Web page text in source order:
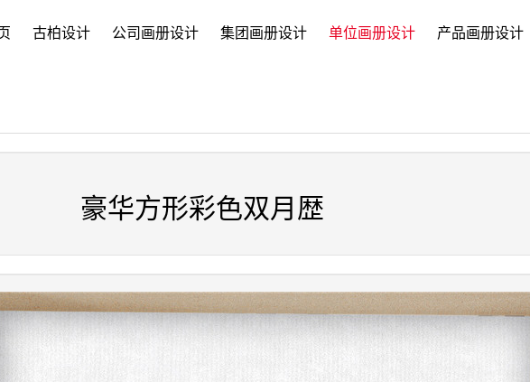
古柏设计 公司画册设计 集团画册设计 单位画册设计 产品画册设计
豪华方形彩色双月歴